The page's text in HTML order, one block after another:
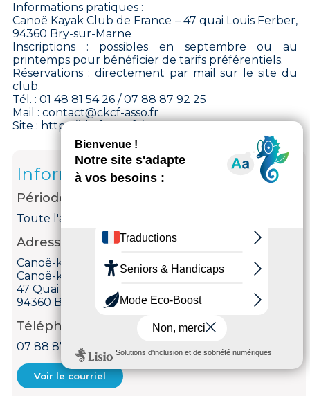
Informations pratiques :
Canoë Kayak Club de France – 47 quai Louis Ferber,
94360 Bry-sur-Marne
Inscriptions : possibles en septembre ou au
printemps pour bénéficier de tarifs préférentiels.
Réservations : directement par mail sur le site du
club.
Tél. : 01 48 81 54 26 / 07 88 87 92 25
Mail : contact@ckcf-asso.fr
Site : https://ckcf-asso.fr/
Informations
Période d'ouverture
Toute l'année tous les jours.
Adresse
Canoë-kayak Club de France (CKCF)
Canoë-kayak Club de France (CKCF)
47 Quai Louis Ferber
94360 Bry-sur-Marne
Téléphone
07 88 87 92 25
Voir le courriel